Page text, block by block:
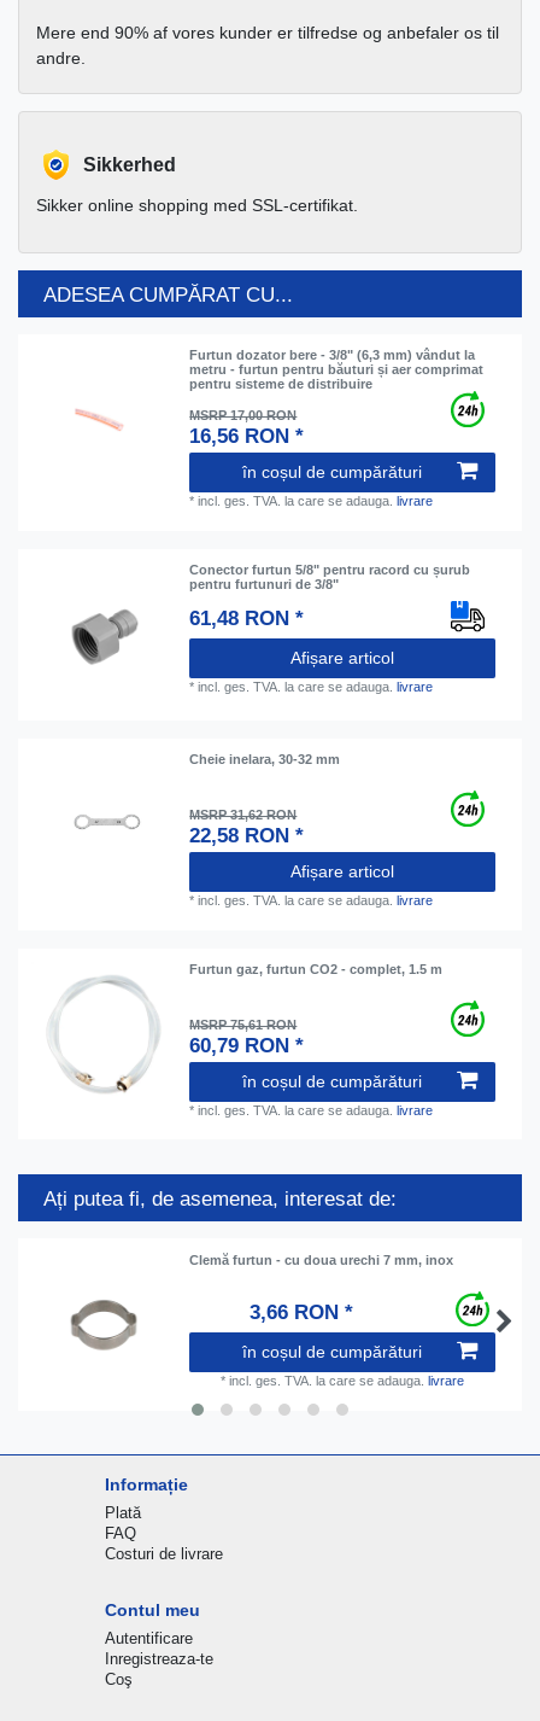
Mere end 90% af vores kunder er tilfredse og anbefaler os til
andre.
Sikkerhed
Sikker online shopping med SSL-certifikat.
ADESEA CUMPĂRAT CU...
Furtun dozator bere - 3/8" (6,3 mm) vândut la
metru - furtun pentru băuturi și aer comprimat
pentru sisteme de distribuire
MSRP 17,00 RON
16,56 RON *
în coșul de cumpărături
*incl. ges. TVA. la care se adauga.livrare
Conector furtun 5/8" pentru racord cu șurub
pentru furtunuri de 3/8"
61,48 RON *
Afișare articol
*incl. ges. TVA. la care se adauga.livrare
Cheie inelara, 30-32 mm
MSRP 31,62 RON
22,58 RON *
Afișare articol
*incl. ges. TVA. la care se adauga.livrare
Furtun gaz, furtun CO2 - complet, 1.5 m
MSRP 75,61 RON
60,79 RON *
în coșul de cumpărături
*incl. ges. TVA. la care se adauga.livrare
Ați putea fi, de asemenea, interesat de:
Clemă furtun - cu doua urechi 7 mm, inox
3,66 RON *
în coșul de cumpărături
* incl. ges. TVA. la care se adauga. livrare
Informație
Plată
FAQ
Costuri de livrare
Contul meu
Autentificare
Inregistreaza-te
Coş